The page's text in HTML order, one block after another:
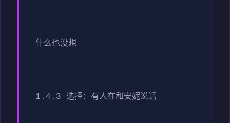
什么也没想
1.4.3 选择：有人在和安妮说话